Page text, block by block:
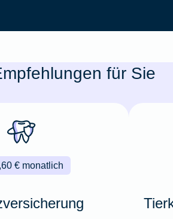
für Sie
€ monatlich